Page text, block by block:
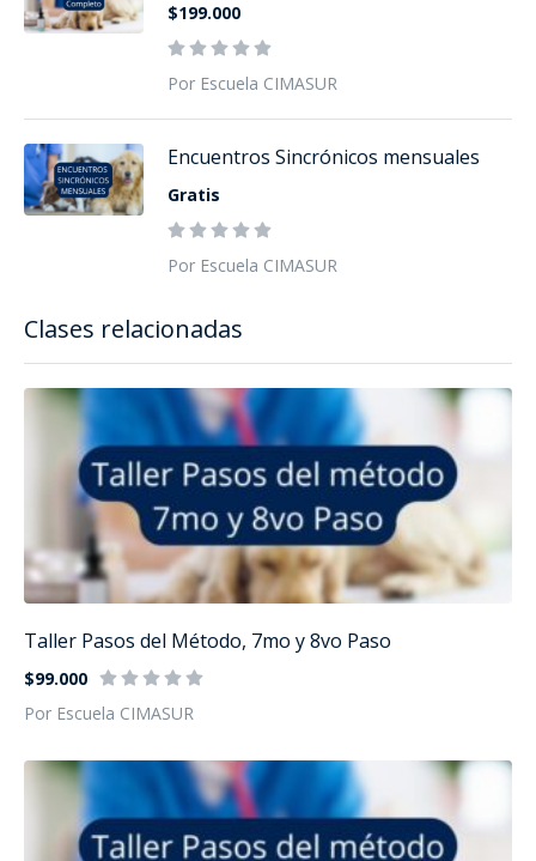
Clases relacionadas
Taller Pasos del Método, 7mo y 8vo Paso
$99.000
Por Escuela CIMASUR
$199.000
Por Escuela CIMASUR
Encuentros Sincrónicos mensuales
Gratis
Por Escuela CIMASUR